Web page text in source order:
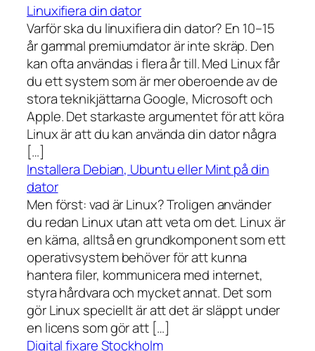
Linuxifiera din dator
Varför ska du linuxifiera din dator? En 10–15
år gammal premiumdator är inte skräp. Den
kan ofta användas i flera år till. Med Linux får
du ett system som är mer oberoende av de
stora teknikjättarna Google, Microsoft och
Apple. Det starkaste argumentet för att köra
Linux är att du kan använda din dator några
[…]
Installera Debian, Ubuntu eller Mint på din
dator
Men först: vad är Linux? Troligen använder
du redan Linux utan att veta om det. Linux är
en kärna, alltså en grundkomponent som ett
operativsystem behöver för att kunna
hantera filer, kommunicera med internet,
styra hårdvara och mycket annat. Det som
gör Linux speciellt är att det är släppt under
en licens som gör att […]
Digital fixare Stockholm